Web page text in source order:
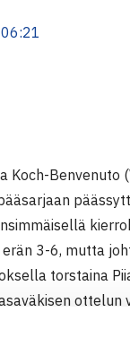
Koch-
erän 3-6, mutta
torstaina
ottelun
Suomalainen